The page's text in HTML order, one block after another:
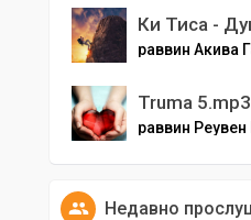
Ки Тиса -
раввин Акива
Truma 5.mp3
раввин Реувен
Недавно